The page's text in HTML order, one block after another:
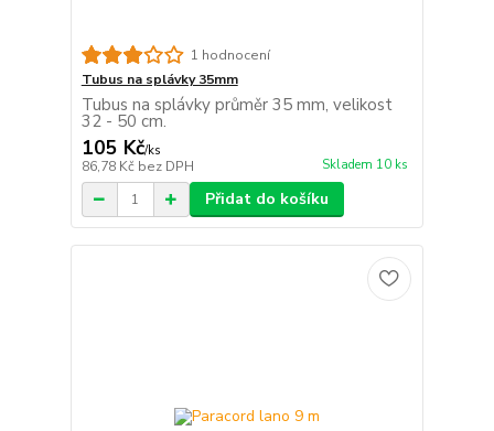
1 hodnocení
Tubus na splávky 35mm
Tubus na splávky průměr 35 mm, velikost
32 - 50 cm.
105 Kč/ks
86,78 Kč bez DPH Skladem 10 ks
Přidat do košíku